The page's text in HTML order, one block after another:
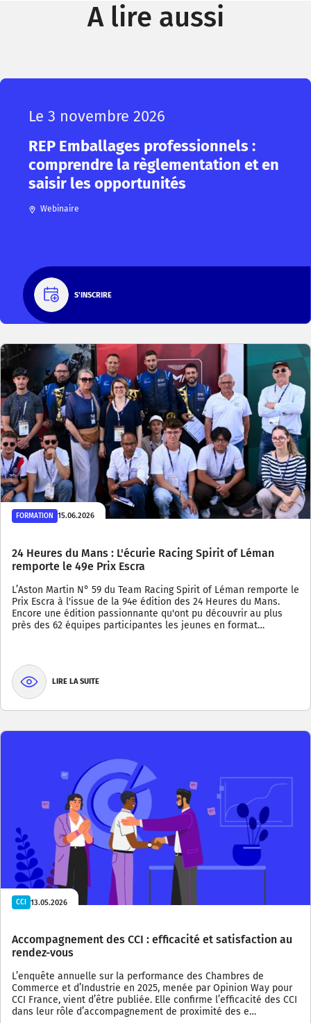
A lire aussi
Le 3 novembre 2026
REP Emballages professionnels :
comprendre la règlementation et en
saisir les opportunités
Webinaire
S'INSCRIRE
FORMATION 15.06.2026
24 Heures du Mans : L'écurie Racing Spirit of Léman
remporte le 49e Prix Escra
L’Aston Martin N° 59 du Team Racing Spirit of Léman remporte le
Prix Escra à l'issue de la 94e édition des 24 Heures du Mans.
Encore une édition passionnante qu'ont pu découvrir au plus
près des 62 équipes participantes les jeunes en format…
LIRE LA SUITE
CCI 13.05.2026
Accompagnement des CCI : efficacité et satisfaction au
rendez-vous
L’enquête annuelle sur la performance des Chambres de
Commerce et d’Industrie en 2025, menée par Opinion Way pour
CCI France, vient d’être publiée. Elle confirme l’efficacité des CCI
dans leur rôle d’accompagnement de proximité des e…